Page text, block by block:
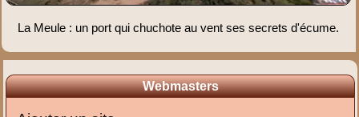
La Meule : un port qui chuchote au vent ses secrets d'écume.
Webmasters